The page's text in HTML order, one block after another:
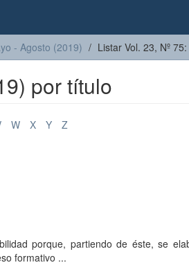
- Agosto (2019) Listar Vol. 23, Nº
por título
W X Y Z
porque, partiendo de éste, se
formativo ...